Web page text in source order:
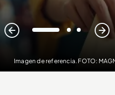
Imagen de referencia. FOTO:
1 2 3